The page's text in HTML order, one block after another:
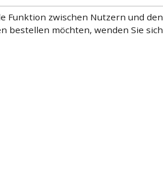
Funktion zwischen Nutzern und den
bestellen möchten, wenden Sie sich